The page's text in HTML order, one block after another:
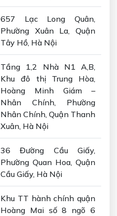
657 Lạc Long Quân,
Phường Xuân La, Quận
Tây Hồ, Hà Nội
Tầng 1,2 Nhà N1 A,B,
Khu đô thị Trung Hòa,
Hoàng Minh Giám –
Nhân Chính, Phường
Nhân Chính, Quận Thanh
Xuân, Hà Nội
36 Đường Cầu Giấy,
Phường Quan Hoa, Quận
Cầu Giấy, Hà Nội
Khu TT hành chính quận
Hoàng Mai số 8 ngõ 6